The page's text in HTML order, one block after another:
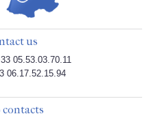
us
05.53.03.70.11
06.17.52.15.94
contacts